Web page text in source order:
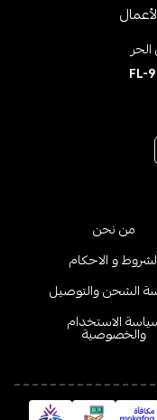
FL-
من نحن
و الاحكام
الشحن والتوصيل
الاستخدام
والخصوصية